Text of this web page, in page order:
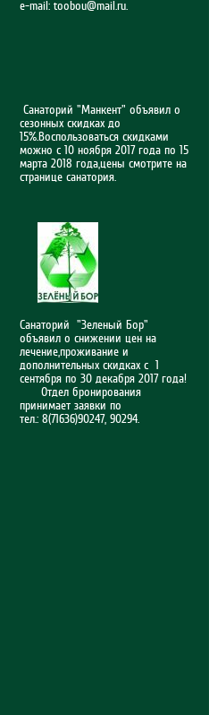
e-mail: toobou@mail.ru.
Санаторий "Манкент" объявил о
сезонных скидках до
15%.Воспользоваться скидками
можно с 10 ноября 2017 года по 15
марта 2018 года,цены смотрите на
странице санатория.
Санаторий "Зеленый Бор"
объявил о снижении цен на
лечение,проживание и
дополнительных скидках с 1
сентября по 30 декабря 2017 года!
Отдел бронирования
принимает заявки по
тел.: 8(71636)90247, 90294.